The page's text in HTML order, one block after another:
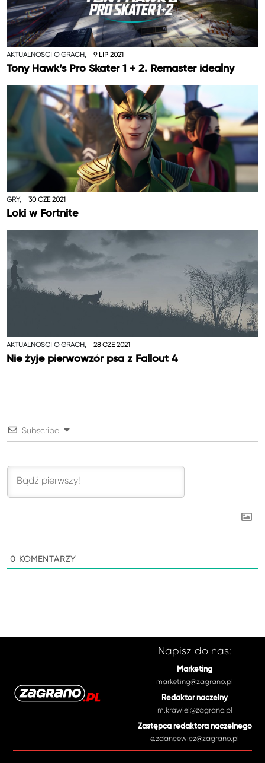
AKTUALNOŚCI O GRACH, 9 LIP 2021
Tony Hawk’s Pro Skater 1 + 2. Remaster idealny
GRY, 30 CZE 2021
Loki w Fortnite
AKTUALNOŚCI O GRACH, 28 CZE 2021
Nie żyje pierwowzór psa z Fallout 4
Subscribe
0 KOMENTARZY
Napisz do nas:
Marketing
marketing@zagrano.pl
Redaktor naczelny
m.krawiel@zagrano.pl
Zastępca redaktora naczelnego
e.zdancewicz@zagrano.pl